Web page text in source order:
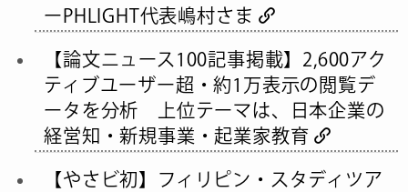
ーPHLIGHT代表嶋村さま
【論文ニュース100記事掲載】2,600アク
ティブユーザー超・約1万表示の閲覧デ
ータを分析 上位テーマは、日本企業の
経営知・新規事業・起業家教育
【やさビ初】フィリピン・スタディツア